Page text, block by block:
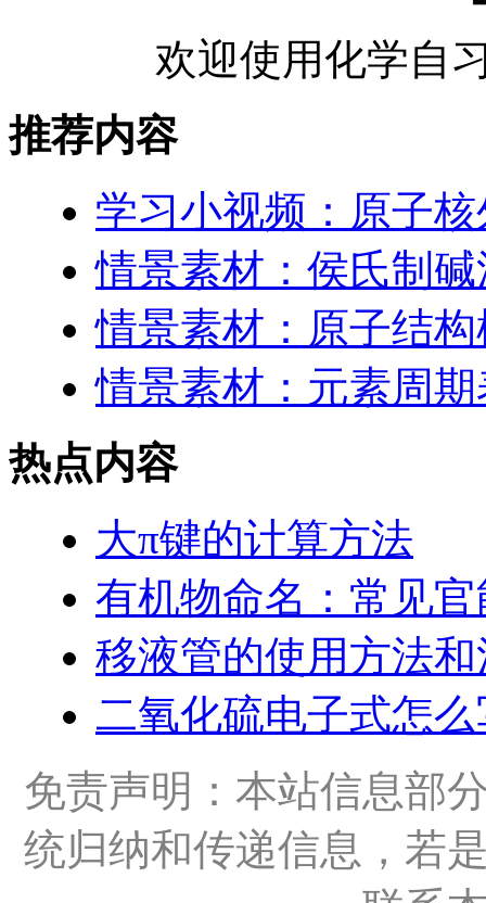
欢迎使用化学自
推荐内容
学习小视频：原子
情景素材：侯氏制
情景素材：原子结
情景素材：元素周
热点内容
大π键的计算方法
有机物命名：常见
移液管的使用方法
二氧化硫电子式怎
免责声明：本站信息部
统归纳和传递信息，若